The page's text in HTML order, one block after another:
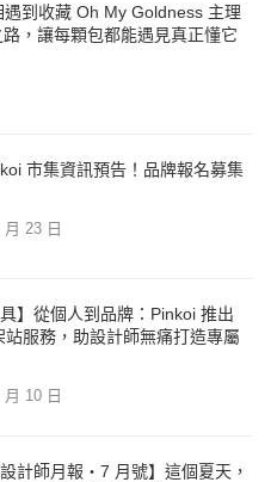
遇到收藏 Oh My Goldness 主理
，讓每顆包都能遇見真正懂它
市集資訊預告！品牌報名募集
23 日
具】從個人到品牌：Pinkoi 推出
站服務，助設計師無痛打造專屬
10 日
設計師月報・7 月號】這個夏天，